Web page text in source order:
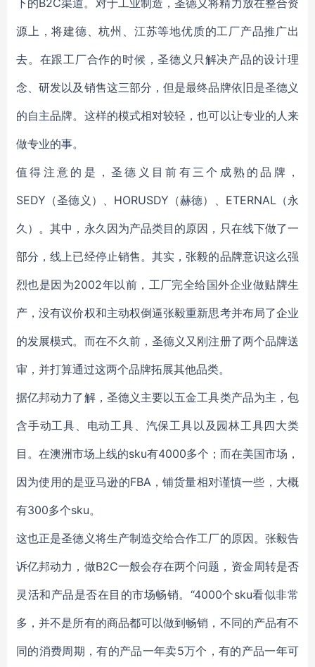
下的B2C渠道。对于工业制造，圣德义将精力放在整合资
源上，将建德、杭州、江苏等地优质的工厂产品推广出
去。在跟工厂合作的时候，圣德义只解决产品的设计理
念、研发以及销售这三部分，但是最终品牌依旧是圣德义
的自主品牌。这样的模式相对较轻，也可以让专业的人来
做专业的事。
值得注意的是，圣德义目前有三个成熟的品牌，
SEDY（圣德义）、HORUSDY（赫德）、ETERNAL（永
久）。其中，永久因为产品类目的原因，只在线下做了一
部分，线上已经停止销售。其实，张毅的品牌意识这么强
烈也是因为2002年以前，工厂完全给国外企业做贴牌生
产，没有议价权和主动权倒逼张毅重新思考并布局了企业
的发展模式。而在不久前，圣德义又刚注册了两个品牌送
审，并打算通过这两个品牌拓展其他品类。
据亿邦动力了解，圣德义主要以五金工具类产品为主，包
含手动工具、电动工具、汽保工具以及园林工具四大类
目。在澳洲市场上线的sku有4000多个；而在美国市场，
因为使用的是亚马逊的FBA，铺货量相对谨慎一些，大概
有300多个sku。
这也正是圣德义将生产制造交给合作工厂的原因。张毅告
诉亿邦动力，做B2C一般会存在两个问题，资金周转是否
灵活和产品是否在目的市场畅销。“4000个sku看似非常
多，并不是所有的商品都可以做到畅销，不同的产品有不
同的消费周期，有的产品一年卖5万个，有的产品一年可